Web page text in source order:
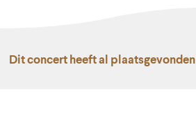
Dit concert heeft al plaatsgevonden